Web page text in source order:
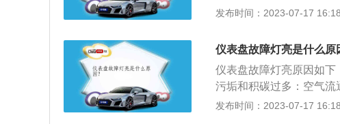
添加机油后故障灯仍未消
水温报警灯点亮和机油
高温，致使缸体变形，车
缸”、“呲缸垫”，请立即
发布时间：2023-07-17
仪表盘故障灯亮是什么原
仪表盘故障灯亮原因如下
污垢和积碳过多：空气
稳定，让发动机不能很好
发布时间：2023-07-17